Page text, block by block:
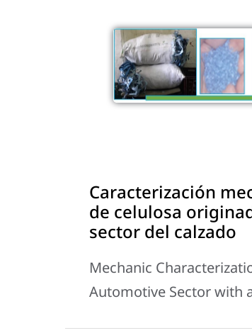
Caracterización
de celulosa
sector del calzado
Mechanic
Automotive Sector with